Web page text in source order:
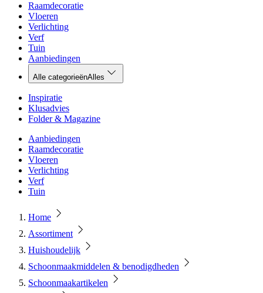
Raamdecoratie
Vloeren
Verlichting
Verf
Tuin
Aanbiedingen
Alle categorieënAlles
Inspiratie
Klusadvies
Folder & Magazine
Aanbiedingen
Raamdecoratie
Vloeren
Verlichting
Verf
Tuin
Home
Assortiment
Huishoudelijk
Schoonmaakmiddelen & benodigdheden
Schoonmaakartikelen